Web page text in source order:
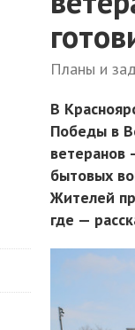
Планы и
В
Победы в
ветеранов
бытовых
Жителей
где —